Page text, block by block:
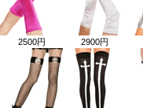
2500円 2900円